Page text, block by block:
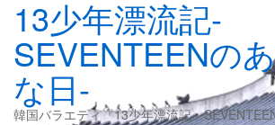
13少年漂流記-
SEVENTEENの
な日-
韓国バラエティ『13少年漂流記～